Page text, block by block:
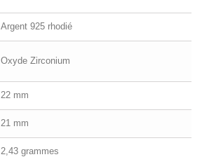
Argent 925 rhodié
Oxyde Zirconium
22 mm
21 mm
2,43 grammes